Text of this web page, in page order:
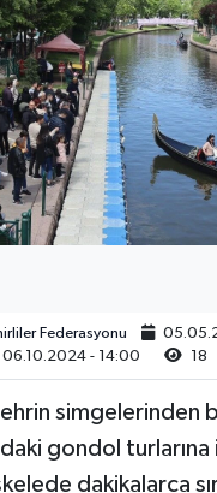
Federasyonu
06.10.2024 - 14:00
18
simgelerinden
gondol
dakikalarca